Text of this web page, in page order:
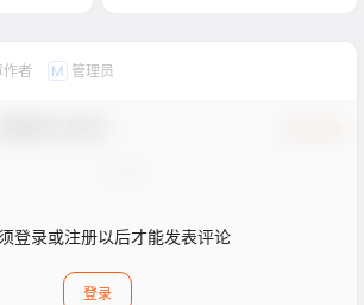
者 M 管理员
登录或注册以后才能发表评论
登录